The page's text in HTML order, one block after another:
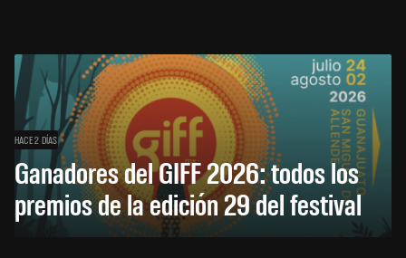
HACE 2 DÍAS
Ganadores del GIFF 2026: todos los
premios de la edición 29 del festival